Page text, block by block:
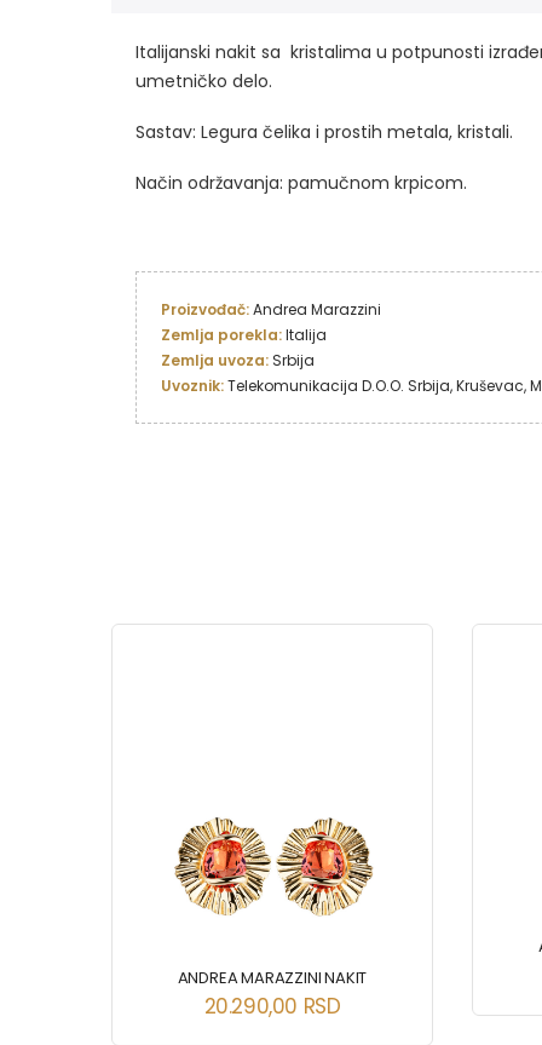
Italijanski nakit sa kristalima u potpunosti
umetničko delo.
Sastav: Legura čelika i prostih metala, kristali.
Način održavanja: pamučnom krpicom.
Proizvođač:
Zemlja porekla: Italija
Zemlja uvoza:
Uvoznik: Telekomunikacija D.O.O. Srbija, Kruševac,
ANDREA MARAZZINI NAKIT
20.290,00 RSD